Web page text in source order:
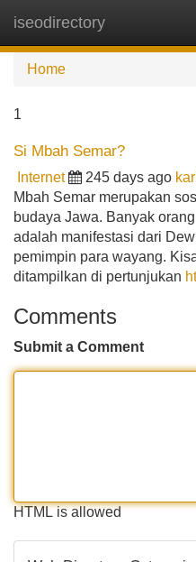
iseodirectory
Home
1
Si Mbah Semar?
Internet 245 days ago
Mbah Semar merupakan
budaya Jawa. Banyak
adalah manifestasi dari
pemimpin para wayang.
ditampilkan di pertunjukan
Comments
Submit a Comment
HTML is allowed